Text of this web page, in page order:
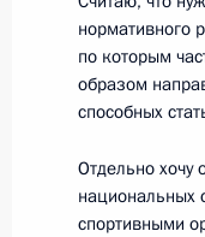
нормативного
по которым
образом
способных
Отдельно хочу
национальных
спортивными